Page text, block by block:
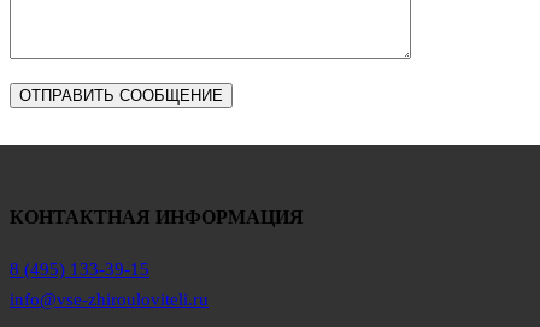
КОНТАКТНАЯ ИНФОРМАЦИЯ
8 (495) 133-39-15
info@vse-zhirouloviteli.ru